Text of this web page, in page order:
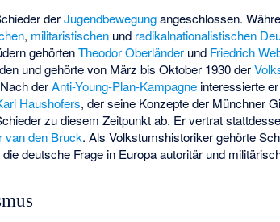
derJugendbewegungangeschlossen.
, militaristischen und radikalnationalistischen
gehörtenTheodor Oberländer und Friedrich
und gehörte von März bis Oktober 1930 der
derAnti-Young-Plan-Kampagne interessierte
Haushofers, der seine Konzepte der Münchner
zu diesem Zeitpunkt ab. Er vertrat
van den Bruck. Als Volkstumshistoriker gehörte
deutsche Frage in Europa autoritär und